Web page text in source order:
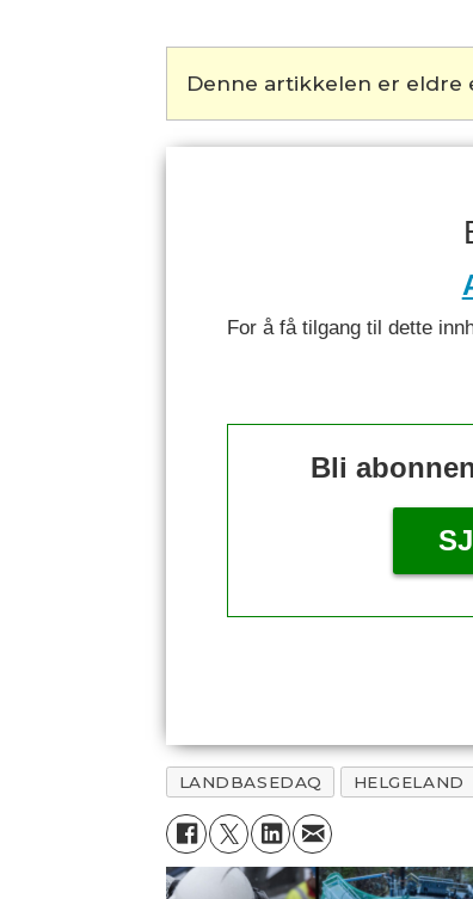
Denne artikkelen er eldre
For å få tilgang til dette
Bli
LANDBASEDAQ HELGELAND